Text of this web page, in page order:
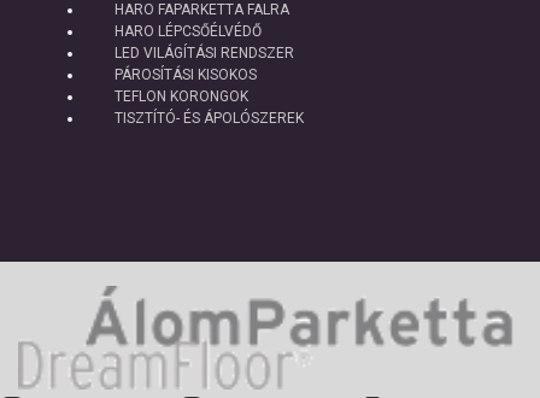
HARO FAPARKETTA FALRA
HARO LÉPCSŐÉLVÉDŐ
LED VILÁGÍTÁSI RENDSZER
PÁROSÍTÁSI KISOKOS
TEFLON KORONGOK
TISZTÍTÓ- ÉS ÁPOLÓSZEREK